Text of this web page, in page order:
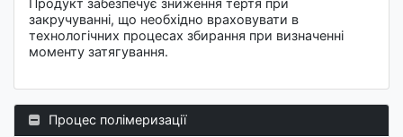
закручуванні, що необхідно враховувати в
технологічних процесах збирання при визначенні
моменту затягування.
Процес полімеризації